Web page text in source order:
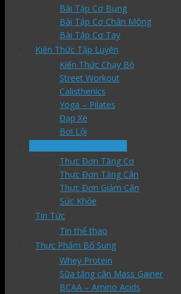
Bài Tập Cơ Bụng
Bài Tập Cơ Chân Mông
Bài Tập Cơ Tay
Kiến Thức Tập Luyện
Kiến Thức Chạy Bộ
Street Workout
Calisthenics
Yoga – Pilates
Đạp Xe
Bơi Lội
Thực Đơn Tăng Cơ
Thực Đơn Tăng Cân
Thực Đơn Giảm Cân
Sức Khỏe
Tin Tức
Tin thể thao
Thực Phẩm Bổ Sung
Whey Protein
Sữa tăng cân Mass Gainer
BCAA – Amino Acids